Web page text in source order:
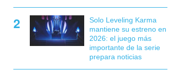
Solo Leveling Karma
mantiene su estreno en
2026: el juego más
importante de la serie
prepara noticias